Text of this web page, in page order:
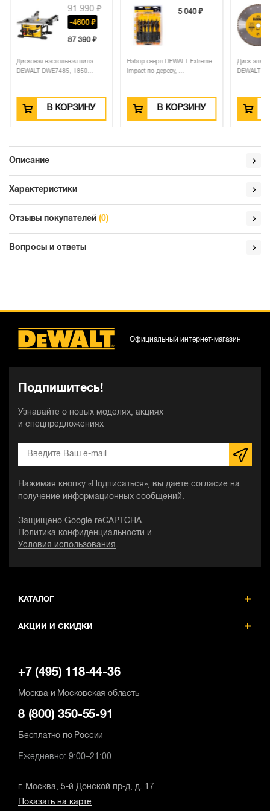
91 990 ₽
-4600 ₽
87 390 ₽
Дисковая настольная пила
DEWALT DWE7485, 1850...
В КОРЗИНУ
5 040 ₽
Набор сверл DEWALT Extreme
Impact по дереву, ...
В КОРЗИНУ
Диск
DEWALT
Описание
Характеристики
Отзывы покупателей (0)
Вопросы и ответы
КАТАЛОГ
АКЦИИ И СКИДКИ
Подпишитесь!
Узнавайте о новых моделях, акциях
и спецпредложениях
Нажимая кнопку «Подписаться», вы даете согласие на
получение информационных сообщений.
Защищено Google reCAPTCHA.
Политика конфиденциальности
и
Условия использования .
Официальный интернет-магазин
+7 (495) 118-44-36
Москва и Московская область
8 (800) 350-55-91
Бесплатно по России
Ежедневно: 9:00–21:00
г. Москва, 5-й Донской пр-д, д. 17
Показать на карте